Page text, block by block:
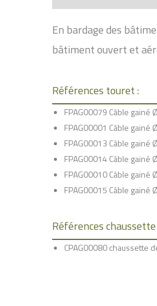
En bardage des
bâtiment ouvert et
Références touret :
FPAG00079 Câble gainé
FPAG00001 Câble gainé
FPAG00013 Câble gainé
FPAG00014 Câble gainé
FPAG00010 Câble gainé
FPAG00015 Câble gainé
Références
CPAG00080 chaussette